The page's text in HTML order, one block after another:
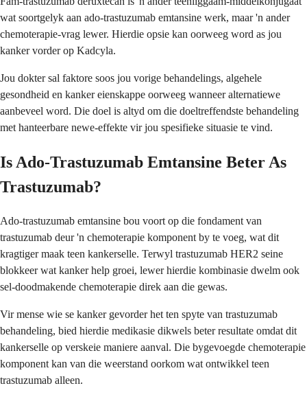
wat soortgelyk aan ado-trastuzumab emtansine werk, maar 'n ander
chemoterapie-vrag lewer. Hierdie opsie kan oorweeg word as jou
kanker vorder op Kadcyla.
Jou dokter sal faktore soos jou vorige behandelings, algehele
gesondheid en kanker eienskappe oorweeg wanneer alternatiewe
aanbeveel word. Die doel is altyd om die doeltreffendste behandeling
met hanteerbare newe-effekte vir jou spesifieke situasie te vind.
Is Ado-Trastuzumab Emtansine Beter As
Trastuzumab?
Ado-trastuzumab emtansine bou voort op die fondament van
trastuzumab deur 'n chemoterapie komponent by te voeg, wat dit
kragtiger maak teen kankerselle. Terwyl trastuzumab HER2 seine
blokkeer wat kanker help groei, lewer hierdie kombinasie dwelm ook
sel-doodmakende chemoterapie direk aan die gewas.
Vir mense wie se kanker gevorder het ten spyte van trastuzumab
behandeling, bied hierdie medikasie dikwels beter resultate omdat dit
kankerselle op verskeie maniere aanval. Die bygevoegde chemoterapie
komponent kan van die weerstand oorkom wat ontwikkel teen
trastuzumab alleen.